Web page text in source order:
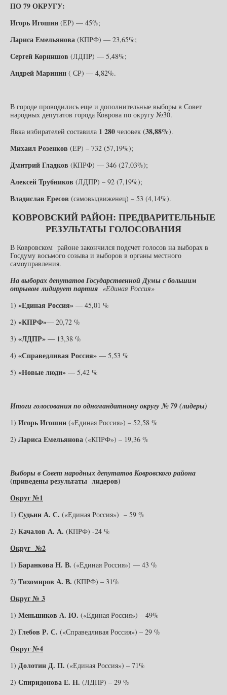
ПО 79 ОКРУГУ:
Игорь Игошин (ЕР) — 45%;
Лариса Емельянова (КПРФ) — 23,65%;
Сергей Корнишов (ЛДПР) — 5,48%;
Андрей Маринин ( СР) — 4,82%.
В городе проводились еще и дополнительные выборы в Совет
народных депутатов города Коврова по округу №30.
Явка избирателей составила 1 280 человек (38,88%).
Михаил Розенков (ЕР) – 732 (57,19%);
Дмитрий Гладков (КПРФ) — 346 (27,03%);
Алексей Трубников (ЛДПР) – 92 (7,19%);
Владислав Ересов (самовыдвиженец) – 53 (4,14%).
КОВРОВСКИЙ РАЙОН: ПРЕДВАРИТЕЛЬНЫЕ
РЕЗУЛЬТАТЫ ГОЛОСОВАНИЯ
В Ковровском районе закончился подсчет голосов на выборах в
Госдуму восьмого созыва и выборов в органы местного
самоуправления.
На выборах депутатов Государственной Думы с большим
отрывом лидирует партия «Единая Россия»
1) «Единая Россия» — 45,01 %
2) «КПРФ»— 20,72 %
3) «ЛДПР» — 13,38 %
4) «Справедливая Россия» — 5,53 %
5) «Новые люди» — 5,42 %
Итоги голосования по одномандатному округу № 79 (лидеры)
1) Игорь Игошин («Единая Россия») – 52,58 %
2) Лариса Емельянова («КПРФ») – 19,36 %
Выборы в Совет народных депутатов Ковровского района
(приведены результаты лидеров)
Округ №1
1) Судьин А. С. («Единая Россия») – 59 %
2) Качалов А. А. (КПРФ) -24 %
Округ №2
1) Баранкова Н. В. («Единая Россия») — 43 %
2) Тихомиров А. В. (КПРФ) – 31%
Округ № 3
1) Меньшиков А. Ю. («Единая Россия») – 49%
2) Глебов Р. С. («Справедливая Россия») – 29 %
Округ №4
1) Долотин Д. П. («Единая Россия») – 71%
2) Спиридонова Е. Н. (ЛДПР) – 29 %